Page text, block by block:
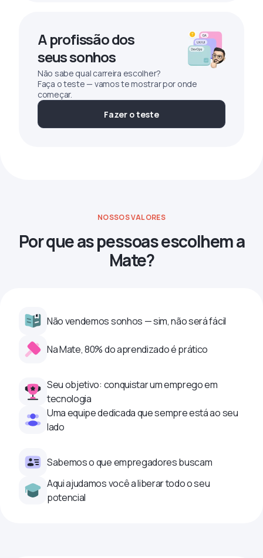
A profissão dos
seus sonhos
Não sabe qual carreira escolher?
Faça o teste — vamos te mostrar por onde
começar.
Fazer o teste
NOSSOS VALORES
Por que as pessoas escolhem a
Mate?
Não vendemos sonhos — sim, não será fácil
Na Mate, 80% do aprendizado é prático
Seu objetivo: conquistar um emprego em
tecnologia
Uma equipe dedicada que sempre está ao seu
lado
Sabemos o que empregadores buscam
Aqui ajudamos você a liberar todo o seu
potencial